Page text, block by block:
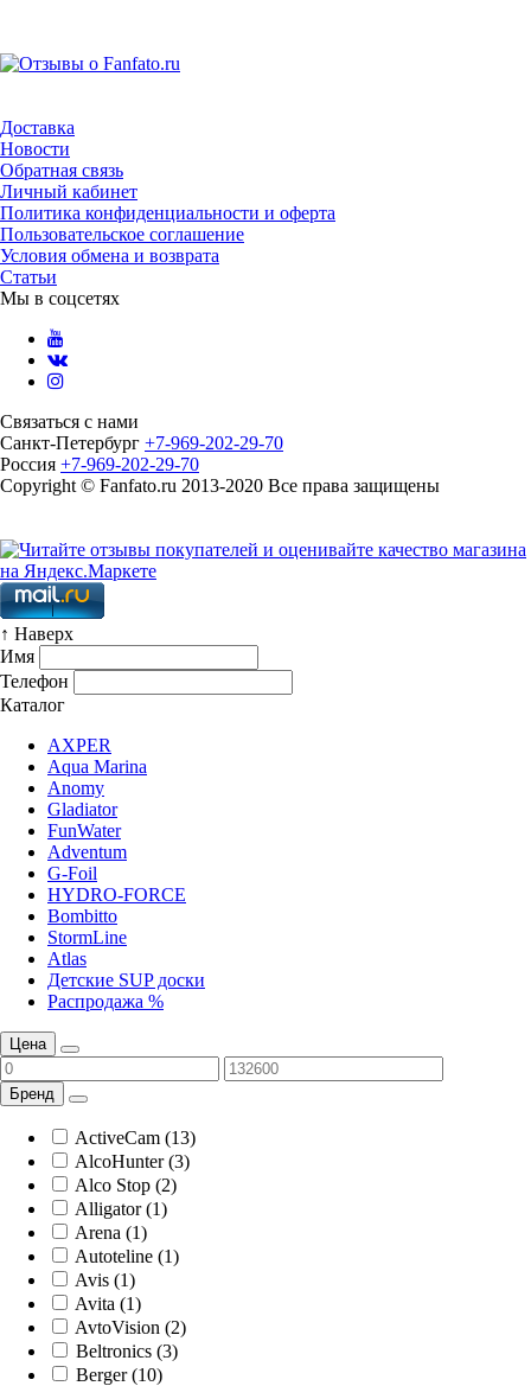
Доставка
Новости
Обратная связь
Личный кабинет
Политика конфиденциальности и оферта
Пользовательское соглашение
Условия обмена и возврата
Статьи
Мы в соцсетях
Связаться с нами
Санкт-Петербург +7-969-202-29-70
Россия +7-969-202-29-70
Copyright © Fanfato.ru 2013-2020 Все права защищены
↑ Наверх
Имя
Телефон
Каталог
AXPER
Aqua Marina
Anomy
Gladiator
FunWater
Adventum
G-Foil
HYDRO-FORCE
Bombitto
StormLine
Atlas
Детские SUP доски
Распродажа %
Цена
Бренд
ActiveCam (13)
AlcoHunter (3)
Alco Stop (2)
Alligator (1)
Arena (1)
Autoteline (1)
Avis (1)
Avita (1)
AvtoVision (2)
Beltronics (3)
Berger (10)